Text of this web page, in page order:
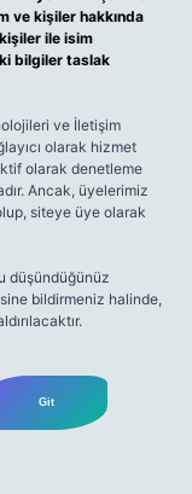
ve kişiler hakkında
ile isim
bilgiler taslak
ve İletişim
olarak hizmet
olarak denetleme
Ancak, üyelerimiz
siteye üye olarak
düşündüğünüz
bildirmeniz halinde,